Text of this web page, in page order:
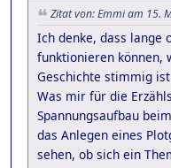
Zitat von: Emmi am 15.
Ich denke, dass lange
funktionieren können,
Geschichte stimmig
Was mir für die
Spannungsaufbau
das Anlegen eines
sehen, ob sich ein